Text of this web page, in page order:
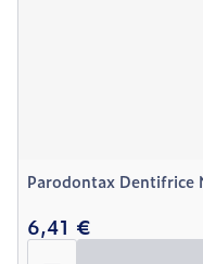
Parodontax Dentifrice
6,41 €
Quantité